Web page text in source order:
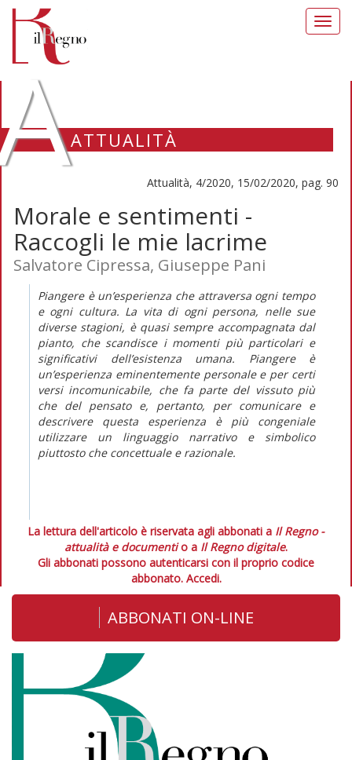
ATTUALITÀ
Attualità, 4/2020, 15/02/2020, pag. 90
Morale e sentimenti -
Raccogli le mie lacrime
Salvatore Cipressa, Giuseppe Pani
Piangere è un’esperienza che attraversa ogni tempo
e ogni cultura. La vita di ogni persona, nelle sue
diverse stagioni, è quasi sempre accompagnata dal
pianto, che scandisce i momenti più particolari e
significativi dell’esistenza umana. Piangere è
un’esperienza eminentemente personale e per certi
versi incomunicabile, che fa parte del vissuto più
che del pensato e, pertanto, per comunicare e
descrivere questa esperienza è più congeniale
utilizzare un linguaggio narrativo e simbolico
piuttosto che concettuale e razionale.
La lettura dell'articolo è riservata agli abbonati a Il Regno -
attualità e documentio a Il Regno digitale.
Gli abbonati possono autenticarsi con il proprio codice
abbonato. Accedi.
ABBONATI ON-LINE